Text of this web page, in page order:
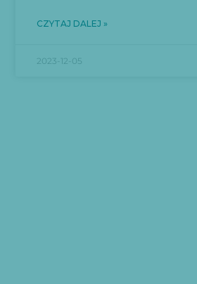
CZYTAJ DALEJ »
2023-12-05